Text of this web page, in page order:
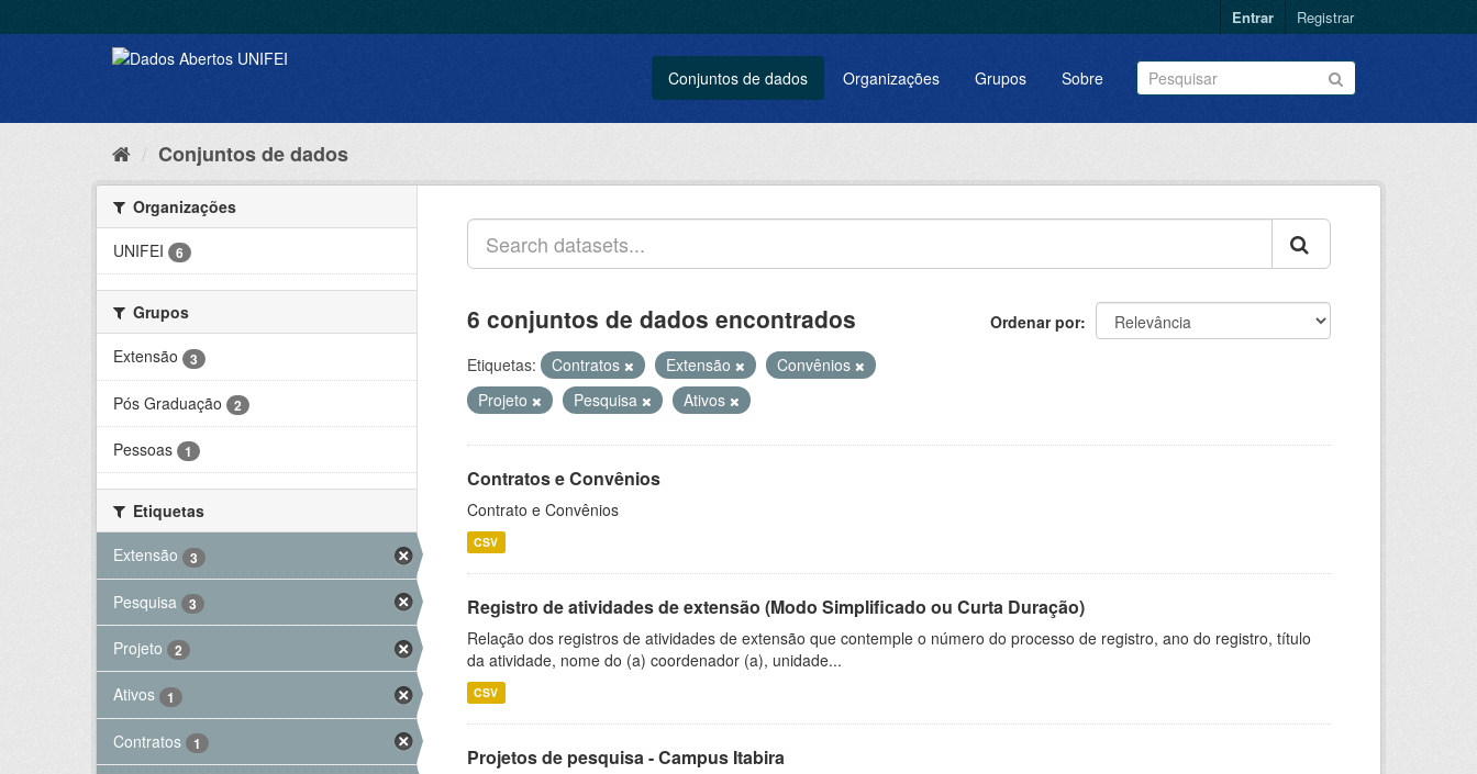
Entrar Registrar
Conjuntos de dados Organizações Grupos Sobre
Conjuntos de dados
Organizações
UNIFEI
6
Grupos
Extensão
3
Pós Graduação 2
Pessoas 1
Etiquetas
Extensão
3
Pesquisa 3
Projeto 2
Ativos 1
Contratos 1
Ordenar por
6 conjuntos de dados encontrados
Etiquetas: Contratos Extensão
Convênios
Projeto
Pesquisa Ativos
Contratos e Convênios
Contrato e Convênios
CSV
Registro de atividades de extensão (Modo Simplificado ou Curta Duração)
Relação dos registros de atividades de extensão que contemple o número do processo de registro, ano do registro, título
da atividade, nome do (a) coordenador (a), unidade...
CSV
Projetos de pesquisa - Campus Itabira